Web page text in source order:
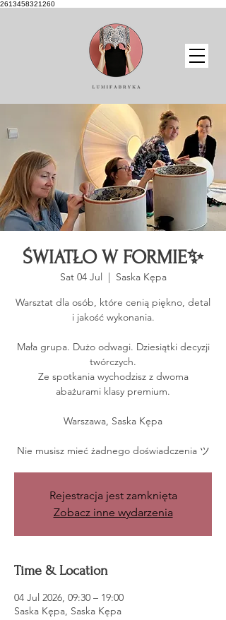
2613458321260
ŚWIATŁO W FORMIE✨
Sat 04 Jul
  |
Saska Kępa
Warsztat dla osób, które cenią piękno, detal
i jakość wykonania.
Mała grupa. Dużo odwagi. Dziesiątki decyzji
twórczych.
Ze spotkania wychodzisz z dwoma
abażurami klasy premium.
Warszawa, Saska Kępa
Nie musisz mieć żadnego doświadczenia ツ
Rejestracja jest zamknięta
Zobacz inne wydarzenia
Time & Location
04 Jul 2026, 09:30 – 19:00
Saska Kępa, Saska Kępa